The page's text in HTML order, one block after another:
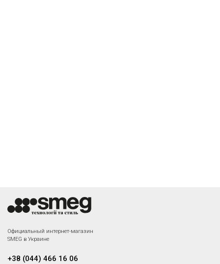
Официальный интернет-магазин
SMEG в Украине
+38 (044) 466 16 06